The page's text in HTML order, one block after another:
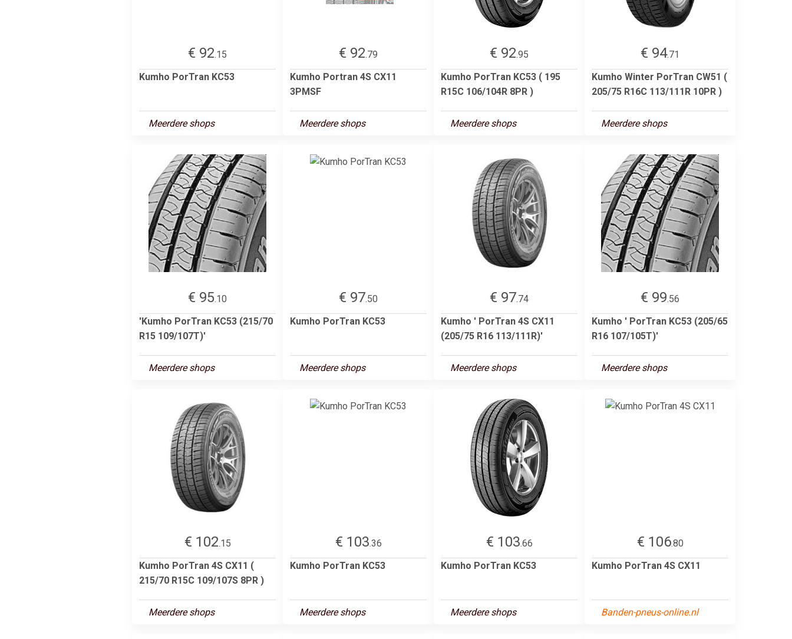
€ 92.15
Kumho PorTran KC53
Meerdere shops
€ 92.79
Kumho Portran 4S CX11
3PMSF
Meerdere shops
€ 92.95
Kumho PorTran KC53 ( 195
R15C 106/104R 8PR )
Meerdere shops
€ 94.71
Kumho Winter PorTran CW51 (
205/75 R16C 113/111R 10PR )
Meerdere shops
€ 95.10
'Kumho PorTran KC53 (215/70
R15 109/107T)'
Meerdere shops
€ 97.50
Kumho PorTran KC53
Meerdere shops
€ 97.74
Kumho ' PorTran 4S CX11
(205/75 R16 113/111R)'
Meerdere shops
€ 99.56
Kumho ' PorTran KC53 (205/65
R16 107/105T)'
Meerdere shops
€ 102.15
Kumho PorTran 4S CX11 (
215/70 R15C 109/107S 8PR )
Meerdere shops
€ 103.36
Kumho PorTran KC53
Meerdere shops
€ 103.66
Kumho PorTran KC53
Meerdere shops
€ 106.80
Kumho PorTran 4S CX11
Banden-pneus-online.nl